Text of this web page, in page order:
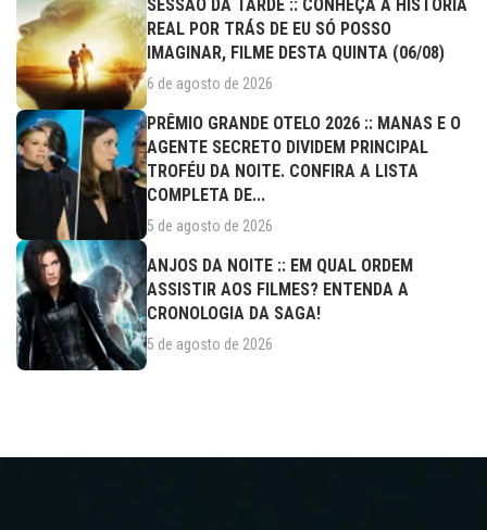
SESSÃO DA TARDE :: CONHEÇA A HISTÓRIA
REAL POR TRÁS DE EU SÓ POSSO
IMAGINAR, FILME DESTA QUINTA (06/08)
6 de agosto de 2026
PRÊMIO GRANDE OTELO 2026 :: MANAS E O
AGENTE SECRETO DIVIDEM PRINCIPAL
TROFÉU DA NOITE. CONFIRA A LISTA
COMPLETA DE...
5 de agosto de 2026
ANJOS DA NOITE :: EM QUAL ORDEM
ASSISTIR AOS FILMES? ENTENDA A
CRONOLOGIA DA SAGA!
5 de agosto de 2026